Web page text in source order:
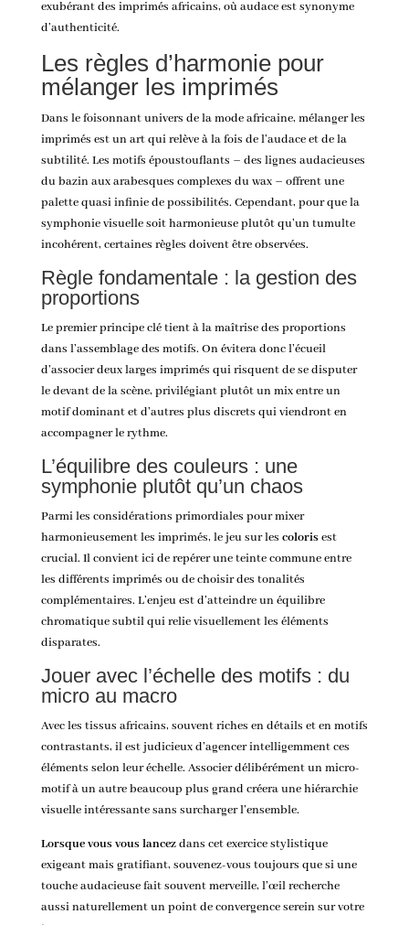
exubérant des imprimés africains, où audace est synonyme
d’authenticité.
Les règles d’harmonie pour
mélanger les imprimés
Dans le foisonnant univers de la mode africaine, mélanger les
imprimés est un art qui relève à la fois de l’audace et de la
subtilité. Les motifs époustouflants – des lignes audacieuses
du bazin aux arabesques complexes du wax – offrent une
palette quasi infinie de possibilités. Cependant, pour que la
symphonie visuelle soit harmonieuse plutôt qu’un tumulte
incohérent, certaines règles doivent être observées.
Règle fondamentale : la gestion des
proportions
Le premier principe clé tient à la maîtrise des proportions
dans l’assemblage des motifs. On évitera donc l’écueil
d’associer deux larges imprimés qui risquent de se disputer
le devant de la scène, privilégiant plutôt un mix entre un
motif dominant et d’autres plus discrets qui viendront en
accompagner le rythme.
L’équilibre des couleurs : une
symphonie plutôt qu’un chaos
Parmi les considérations primordiales pour mixer
harmonieusement les imprimés, le jeu sur les colorisest
crucial. Il convient ici de repérer une teinte commune entre
les différents imprimés ou de choisir des tonalités
complémentaires. L’enjeu est d’atteindre un équilibre
chromatique subtil qui relie visuellement les éléments
disparates.
Jouer avec l’échelle des motifs : du
micro au macro
Avec les tissus africains, souvent riches en détails et en motifs
contrastants, il est judicieux d’agencer intelligemment ces
éléments selon leur échelle. Associer délibérément un micro-
motif à un autre beaucoup plus grand créera une hiérarchie
visuelle intéressante sans surcharger l’ensemble.
Lorsque vous vous lancezdans cet exercice stylistique
exigeant mais gratifiant, souvenez-vous toujours que si une
touche audacieuse fait souvent merveille, l’œil recherche
aussi naturellement un point de convergence serein sur votre